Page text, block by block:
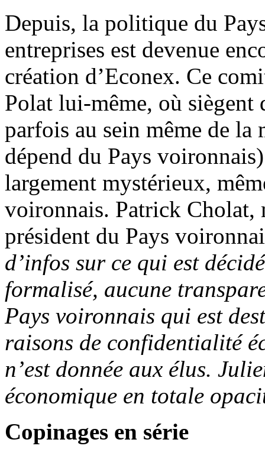
Depuis, la politique du
entreprises est devenue
création d’Econex. Ce
Polat lui-même, où siègent
parfois au sein même de
dépend du Pays
largement mystérieux,
voironnais. Patrick Cholat,
président du Pays
d’infos sur ce qui est
formalisé, aucune
Pays voironnais qui est
raisons de confidentialité
n’est donnée aux élus.
économique en totale
Copinages en série